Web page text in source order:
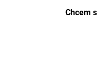
Chcem